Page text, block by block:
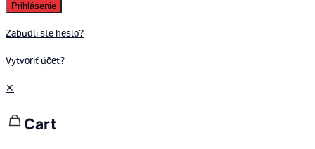
Prihlásenie
Zabudli ste heslo?
Vytvoriť účet?
✕
Cart